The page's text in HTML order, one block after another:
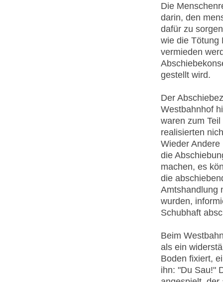
Die
darin, den
dafür zu
wie die Tötung
vermieden
gestellt wird.
Der
Westbahnhof
waren zum
realisierten
Wieder
die
machen, es
die
Amtshandlung
wurden,
Schubhaft
Beim
als ein
Boden fixiert,
ihn: "Du Sau!"